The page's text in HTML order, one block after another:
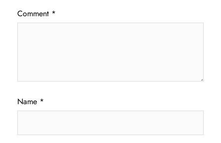
Comment *
Name *